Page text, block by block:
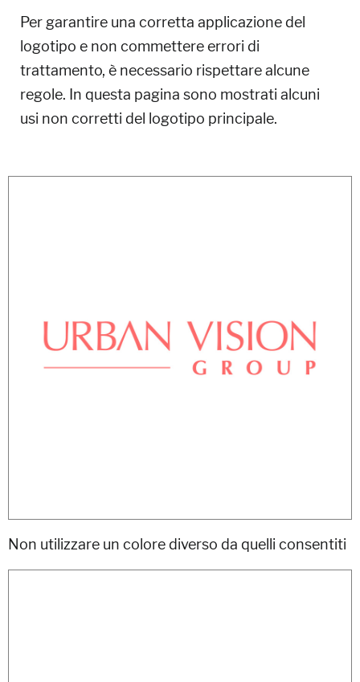
Per garantire una corretta applicazione del
logotipo e non commettere errori di
trattamento, è necessario rispettare alcune
regole. In questa pagina sono mostrati alcuni
usi non corretti del logotipo principale.
Non utilizzare un colore diverso da quelli consentiti